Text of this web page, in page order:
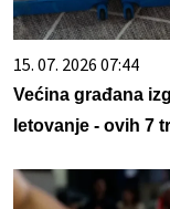
15. 07. 2026 07:44
Većina građana
letovanje - ovih 7